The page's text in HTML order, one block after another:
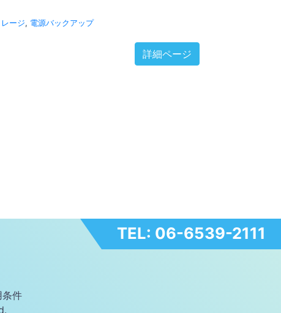
ージ, 電源バックアップ
詳細ページ
TEL: 06-6539-2111
条件